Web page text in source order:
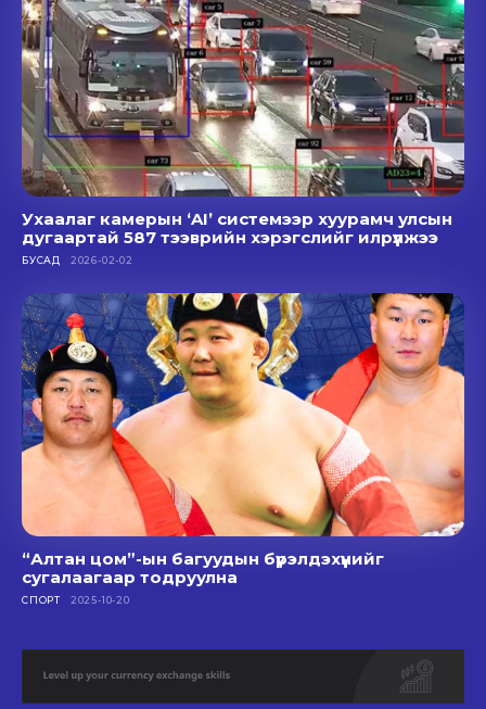
Ухаалаг камерын ‘AI’ системээр хуурамч улсын
дугаартай 587 тээврийн хэрэгслийг илрүүлжээ
БУСАД 2026-02-02
“Алтан цом”-ын багуудын бүрэлдэхүүнийг
сугалаагаар тодруулна
СПОРТ 2025-10-20